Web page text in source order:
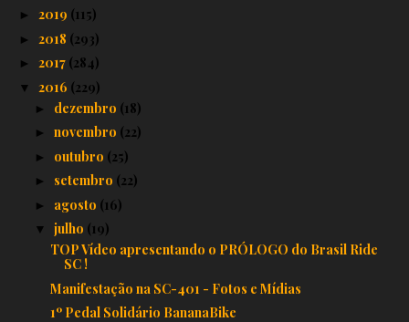
► 2019 (115)
► 2018 (293)
► 2017 (284)
▼ 2016 (229)
► dezembro (18)
► novembro (22)
► outubro (25)
► setembro (22)
► agosto (16)
▼ julho (19)
TOP Vídeo apresentando o PRÓLOGO do Brasil Ride
SC !
Manifestação na SC-401 - Fotos e Mídias
1º Pedal Solidário BananaBike